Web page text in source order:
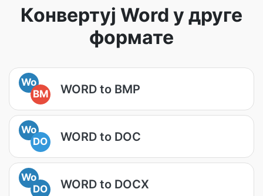
Конвертуј Word у друге
формате
Wo
BM
WORD to BMP
Wo
DO
WORD to DOC
Wo
DO
WORD to DOCX